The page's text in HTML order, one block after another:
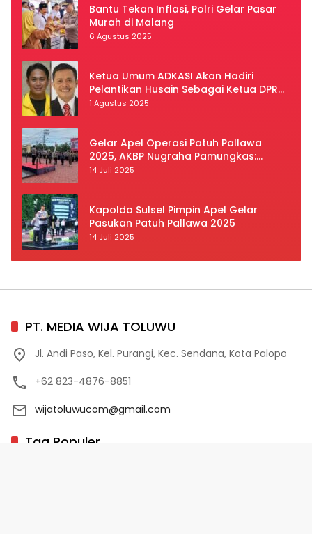
Bantu Tekan Inflasi, Polri Gelar Pasar
Murah di Malang
6 Agustus 2025
Ketua Umum ADKASI Akan Hadiri
Pelantikan Husain Sebagai Ketua DPRD
Luwu Utara
1 Agustus 2025
Gelar Apel Operasi Patuh Pallawa
2025, AKBP Nugraha Pamungkas:
Kedisiplinan dan Keselamatan Jadi
14 Juli 2025
Kapolda Sulsel Pimpin Apel Gelar
Pasukan Patuh Pallawa 2025
14 Juli 2025
PT. MEDIA WIJA TOLUWU
Jl. Andi Paso, Kel. Purangi, Kec. Sendana, Kota Palopo
+62 823-4876-8851
wijatoluwucom@gmail.com
Tag Populer